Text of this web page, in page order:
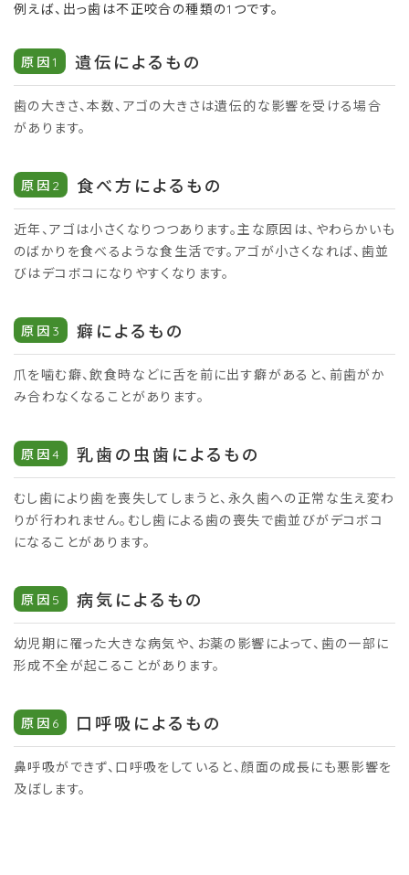
例えば、出っ歯は不正咬合の種類の1つです。
原因1 遺伝によるもの
歯の大きさ、本数、アゴの大きさは遺伝的な影響を受ける場合
があります。
原因2 食べ方によるもの
近年、アゴは小さくなりつつあります。主な原因は、やわらかいも
のばかりを食べるような食生活です。アゴが小さくなれば、歯並
びはデコボコになりやすくなります。
原因3 癖によるもの
爪を噛む癖、飲食時などに舌を前に出す癖があると、前歯がか
み合わなくなることがあります。
原因4 乳歯の虫歯によるもの
むし歯により歯を喪失してしまうと、永久歯への正常な生え変わ
りが行われません。むし歯による歯の喪失で歯並びがデコボコ
になることがあります。
原因5 病気によるもの
幼児期に罹った大きな病気や、お薬の影響によって、歯の一部に
形成不全が起こることがあります。
原因6 口呼吸によるもの
鼻呼吸ができず、口呼吸をしていると、顔面の成長にも悪影響を
及ぼします。